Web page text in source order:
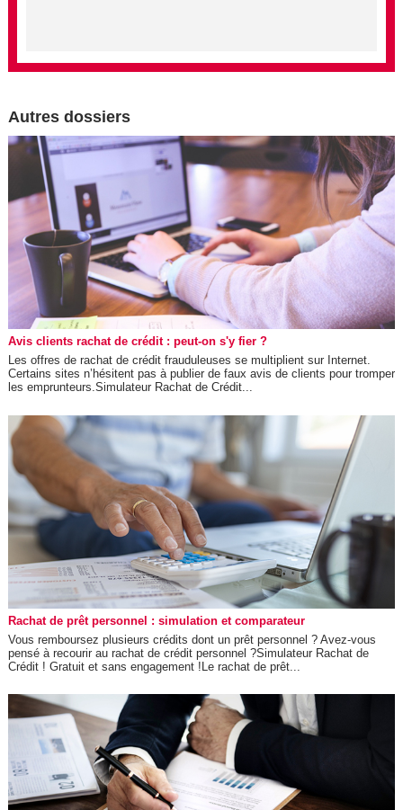
Autres dossiers
Avis clients rachat de crédit : peut-on s'y fier ?
Les offres de rachat de crédit frauduleuses se multiplient sur Internet.
Certains sites n’hésitent pas à publier de faux avis de clients pour tromper
les emprunteurs.Simulateur Rachat de Crédit...
Rachat de prêt personnel : simulation et comparateur
Vous remboursez plusieurs crédits dont un prêt personnel ? Avez-vous
pensé à recourir au rachat de crédit personnel ?Simulateur Rachat de
Crédit ! Gratuit et sans engagement !Le rachat de prêt...